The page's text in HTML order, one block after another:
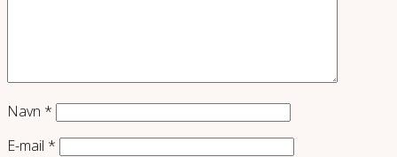
Navn *
E-mail *